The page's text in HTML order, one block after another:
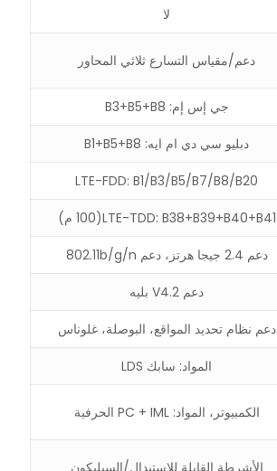
لا
دعم/مقياس التسارع ثلاثي المحاور
جي إس إم: B3+B5+B8
دبليو سي دي ام ايه: B1+B5+B8
LTE-FDD: B1/B3/B5/B7/B8/B20
LTE-TDD: B38+B39+B40+B41(100 م)
دعم 2.4 جيجا هرتز، دعم 802.11b/g/n
دعم V4.2 بليه
دعم نظام تحديد المواقع، البوصلة، غلوناس
المواد: سابك LDS
الكمبيوتر، المواد: PC + IML الحرفية
الأشرطة القابلة للاستبدال/السيليكون